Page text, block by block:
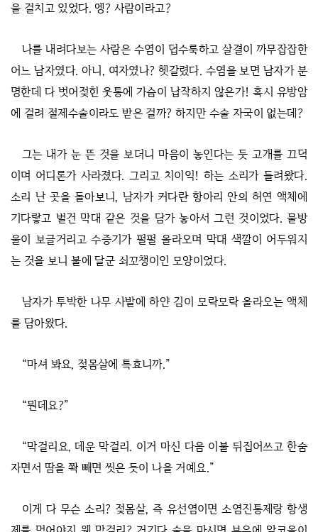
을 걸치고 있었다. 엥? 사람이라고?
나를 내려다보는 사람은 수염이 덥수룩하고 살결이 까무잡잡한
어느 남자였다. 아니, 여자였나? 헷갈렸다. 수염을 보면 남자가 분
명한데 다 벗어젖힌 웃통에 가슴이 납작하지 않은가! 혹시 유방암
에 걸려 절제수술이라도 받은 걸까? 하지만 수술 자국이 없는데?
그는 내가 눈 뜬 것을 보더니 마음이 놓인다는 듯 고개를 끄덕
이며 어디론가 사라졌다. 그리고 치이익! 하는 소리가 들려왔다.
소리 난 곳을 돌아보니, 남자가 커다란 항아리 안의 허연 액체에
기다랗고 벌건 막대 같은 것을 담가 놓아서 그런 것이었다. 물방
울이 보글거리고 수증기가 펄펄 올라오며 막대 색깔이 어두워지
는 것을 보니 불에 달군 쇠꼬챙이인 모양이었다.
남자가 투박한 나무 사발에 하얀 김이 모락모락 올라오는 액체
를 담아왔다.
“마셔 봐요, 젖몸살에 특효니까.”
“뭔데요?”
“막걸리요, 데운 막걸리. 이거 마신 다음 이불 뒤집어쓰고 한숨
자면서 땀을 쫙 빼면 씻은 듯이 나을 거예요.”
이게 다 무슨 소리? 젖몸살, 즉 유선염이면 소염진통제랑 항생